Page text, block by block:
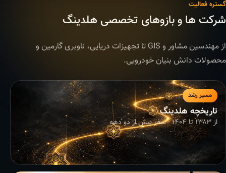
گستره فعالیت
شرکت ها و بازوهای تخصصی هلدینگ
از مهندسین مشاور و GIS تا تجهیزات دریایی، ناوبری گارمین و
محصولات دانش بنیان خودرویی.
مسیر رشد
تاریخچه هلدینگ
از ۱۳۸۳ تا ۱۴۰۴ - سفر بیش از دو دهه